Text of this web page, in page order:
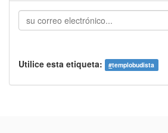
Utilice esta etiqueta: #templobudista